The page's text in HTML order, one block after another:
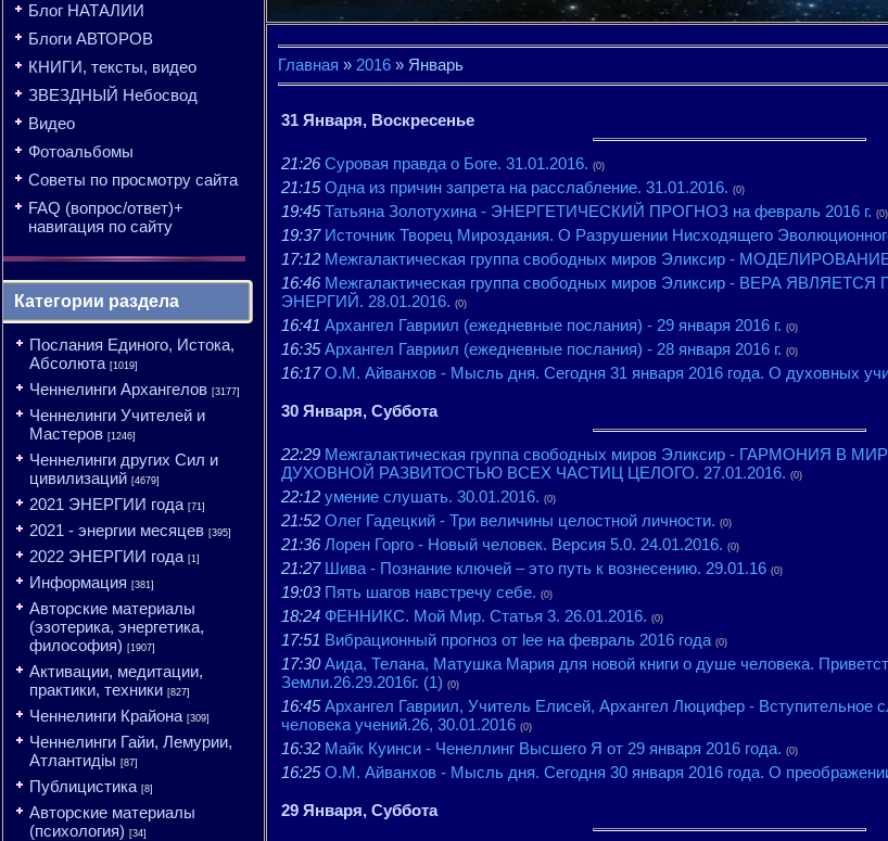
Блог НАТАЛИИ
Блоги АВТОРОВ
КНИГИ, тексты, видео
ЗВЕЗДНЫЙ Небосвод
Видео
Фотоальбомы
Советы по просмотру сайта
FAQ (вопрос/ответ)+
навигация по сайту
Категории раздела
Послания Единого, Истока,
Абсолюта [1019]
Ченнелинги Архангелов [3177]
Ченнелинги Учителей и
Мастеров [1246]
Ченнелинги других Сил и
цивилизаций [4679]
2021 ЭНЕРГИИ года [71]
2021 - энергии месяцев [395]
2022 ЭНЕРГИИ года [1]
Информация [381]
Авторские материалы
(эзотерика, энергетика,
философия) [1907]
Активации, медитации,
практики, техники [827]
Ченнелинги Крайона [309]
Ченнелинги Гайи, Лемурии,
Атлантидіы [87]
Публицистика [8]
Авторские материалы
(психология) [34]
Главная » 2016 » Январь
31 Января, Воскресенье
21:26 Суровая правда о Боге. 31.01.2016. (0)
21:15 Одна из причин запрета на расслабление. 31.01.2016. (0)
19:45 Татьяна Золотухина - ЭНЕРГЕТИЧЕСКИЙ ПРОГНОЗ на февраль 2016 г. (0)
19:37 Источник Творец Мироздания. О Разрушении Нисходящего
17:12 Межгалактическая группа свободных миров Эликсир -
16:46 Межгалактическая группа свободных миров Эликсир - ВЕРА
ЭНЕРГИЙ. 28.01.2016. (0)
16:41 Архангел Гавриил (ежедневные послания) - 29 января 2016 г. (0)
16:35 Архангел Гавриил (ежедневные послания) - 28 января 2016 г. (0)
16:17 О.М. Айванхов - Мысль дня. Сегодня 31 января 2016 года. О духовных
30 Января, Суббота
22:29 Межгалактическая группа свободных миров Эликсир - ГАРМОНИЯ В
ДУХОВНОЙ РАЗВИТОСТЬЮ ВСЕХ ЧАСТИЦ ЦЕЛОГО. 27.01.2016. (0)
22:12 умение слушать. 30.01.2016. (0)
21:52 Олег Гадецкий - Три величины целостной личности. (0)
21:36 Лорен Горго - Новый человек. Версия 5.0. 24.01.2016. (0)
21:27 Шива - Познание ключей – это путь к вознесению. 29.01.16 (0)
19:03 Пять шагов навстречу себе. (0)
18:24 ФЕННИКС. Мой Мир. Статья 3. 26.01.2016. (0)
17:51 Вибрационный прогноз от lee на февраль 2016 года (0)
17:30 Аида, Телана, Матушка Мария для новой книги о душе человека.
Земли.26.29.2016г. (1) (0)
16:45 Архангел Гавриил, Учитель Елисей, Архангел Люцифер - Вступительное
человека учений.26, 30.01.2016 (0)
16:32 Майк Куинси - Ченеллинг Высшего Я от 29 января 2016 года. (0)
16:25 О.М. Айванхов - Мысль дня. Сегодня 30 января 2016 года. О
29 Января, Суббота